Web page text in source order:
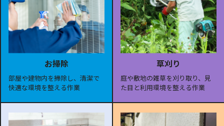
お掃除
部屋や建物内を掃除し、清潔で
快適な環境を整える作業
草刈り
庭や敷地の雑草を刈り取り、見
た目と利用環境を整える作業